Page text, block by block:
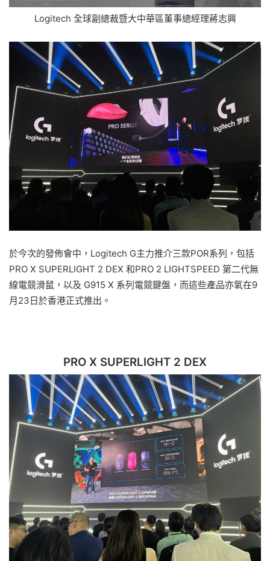
Logitech 全球副總裁暨大中華區董事總經理蔣志興
於今次的發佈會中，Logitech G主力推介三款POR系列，包括
PRO X SUPERLIGHT 2 DEX 和PRO 2 LIGHTSPEED 第二代無
線電競滑鼠，以及 G915 X 系列電競鍵盤，而這些產品亦氧在9
月23日於香港正式推出。
PRO X SUPERLIGHT 2 DEX